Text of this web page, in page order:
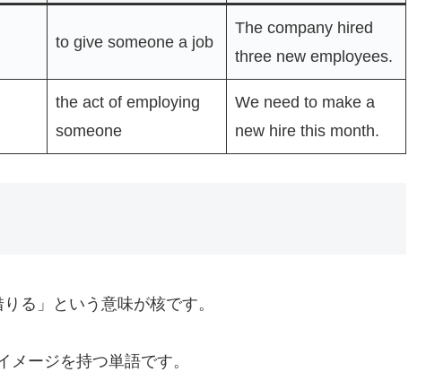
to give someone a job
The company hired
three new employees.
the act of employing
someone
We need to make a
new hire this month.
る」という意味が核です。
メージを持つ単語です。